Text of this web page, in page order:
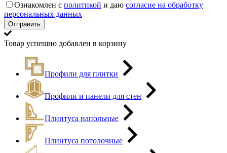
Ознакомлен с политикой и даю согласие на обработку
персональных данных
Товар успешно добавлен в корзину
Профили для плитки
Профили и панели для стен
Плинтуса напольные
Плинтуса потолочные